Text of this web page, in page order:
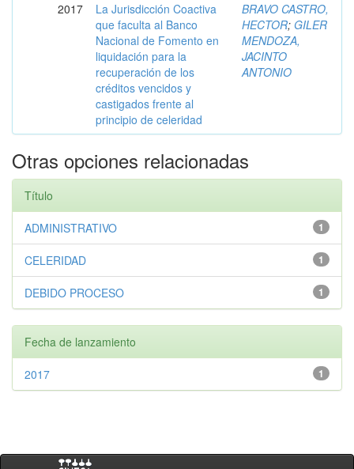
2017
La Jurisdicción Coactiva
que faculta al Banco
Nacional de Fomento en
liquidación para la
recuperación de los
créditos vencidos y
castigados frente al
principio de celeridad
BRAVO CASTRO,
HECTOR; GILER
MENDOZA,
JACINTO
ANTONIO
Otras opciones relacionadas
Título
1
ADMINISTRATIVO
1
CELERIDAD
1
DEBIDO PROCESO
Fecha de lanzamiento
1
2017